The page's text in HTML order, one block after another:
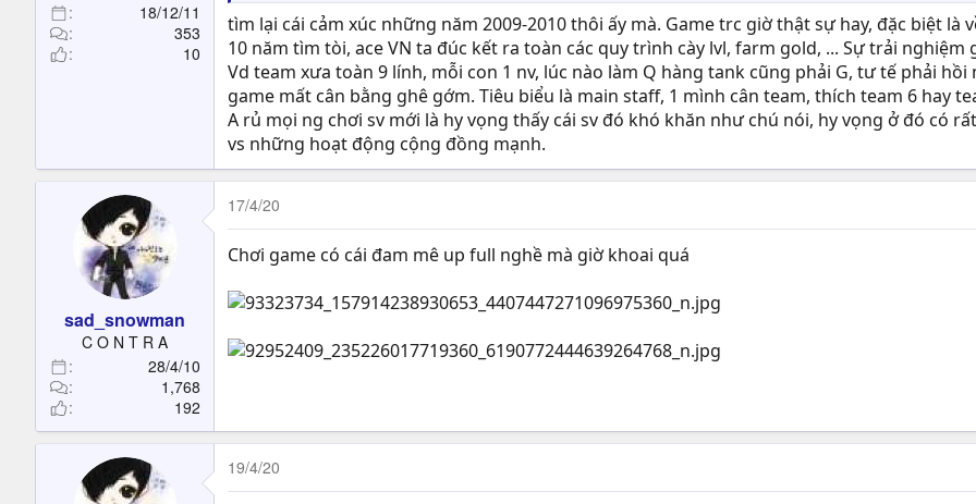
18/12/11
353
10
tìm lại cái cảm xúc những năm 2009-2010 thôi ấy mà. Game trc giờ thật sự hay, đặc biệt là
10 năm tìm tòi, ace VN ta đúc kết ra toàn các quy trình cày lvl, farm gold, ... Sự trải
Vd team xưa toàn 9 lính, mỗi con 1 nv, lúc nào làm Q hàng tank cũng phải G, tư tế phải
game mất cân bằng ghê gớm. Tiêu biểu là main staff, 1 mình cân team, thích team 6 hay
A rủ mọi ng chơi sv mới là hy vọng thấy cái sv đó khó khăn như chú nói, hy vọng ở đó có
vs những hoạt động cộng đồng mạnh.
sad_snowman
C O N T R A
28/4/10
1,768
192
17/4/20
Chơi game có cái đam mê up full nghề mà giờ khoai quá
19/4/20